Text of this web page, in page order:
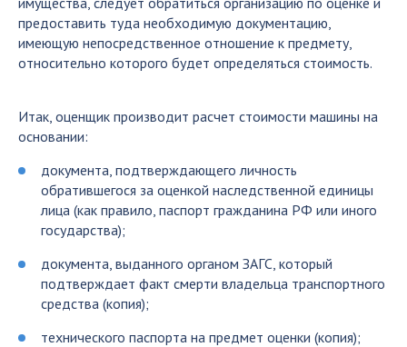
предоставить туда необходимую документацию,
имеющую непосредственное отношение к предмету,
относительно которого будет определяться стоимость.
Итак, оценщик производит расчет стоимости машины на
основании:
документа, подтверждающего личность
обратившегося за оценкой наследственной единицы
лица (как правило, паспорт гражданина РФ или иного
государства);
документа, выданного органом ЗАГС, который
подтверждает факт смерти владельца транспортного
средства (копия);
технического паспорта на предмет оценки (копия);